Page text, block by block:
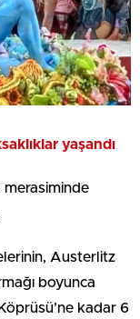
yaşandı
merasiminde
Austerlitz
boyunca
kadar 6